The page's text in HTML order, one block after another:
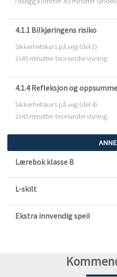
4.1.1 Bilkjøringens risiko
Sikkerhetskurs på veg (del 1)
2x45 minutter teoriundervisning
4.1.4 Refleksjon og
Sikkerhetskurs på veg (del 4)
2x45 minutter teoriundervisning
Lærebok klasse B
L-skilt
Ekstra innvendig speil